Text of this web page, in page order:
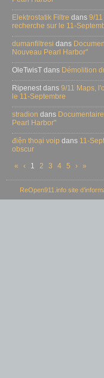
Elektrostatik Filtre dans 9/
recherche sur le 11-
dumanfiltresi dans
Nouveau Pearl Harbor"
OleTwisT dans Démolition
Ripenest dans 9/11 Maps,
le 11-Septembre
stradion dans
Pearl Harbor"
điện thoại voip dans 11-
obscur
«
‹ 1 2 3 4 5 › »
ReOpen911.info site